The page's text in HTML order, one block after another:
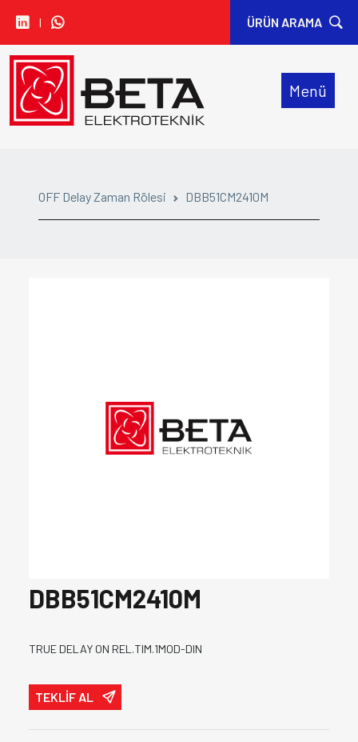
I ÜRÜN ARAMA
Menü
OFF Delay Zaman Rölesi DBB51CM2410M
DBB51CM2410M
TRUE DELAY ON REL.TIM.1MOD-DIN
TEKLİF AL
• CARLO GAVAZZI
• IDEM SAFETY
• ORION FANS